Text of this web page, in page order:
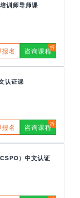
训师导师课
名 咨询课程
认证课
名 咨询课程
）中文认证